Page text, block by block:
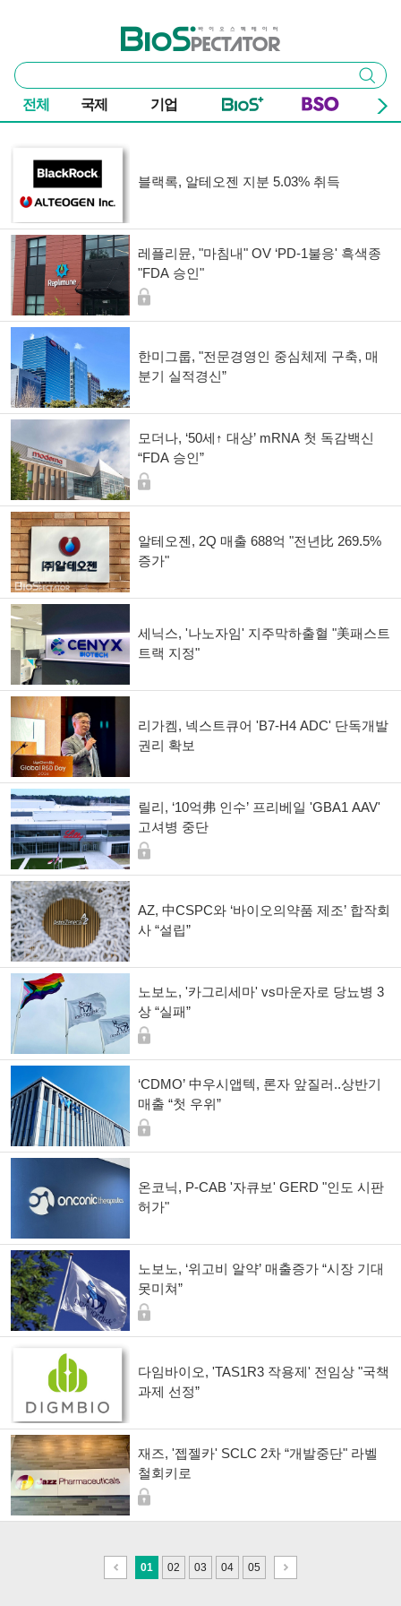
바이오스펙테이터
통
합
검
색
검색
전체 국제 기업
블랙록, 알테오젠 지분 5.03% 취득
레플리뮨, "마침내" OV ‘PD-1불응' 흑색종
"FDA 승인"
한미그룹, "전문경영인 중심체제 구축, 매
분기 실적경신”
모더나, ‘50세↑ 대상’ mRNA 첫 독감백신
“FDA 승인”
알테오젠, 2Q 매출 688억 "전년比 269.5%
증가"
세닉스, '나노자임' 지주막하출혈 "美패스트
트랙 지정"
리가켐, 넥스트큐어 'B7-H4 ADC' 단독개발
권리 확보
릴리, ‘10억弗 인수’ 프리베일 'GBA1 AAV'
고셔병 중단
AZ, 中CSPC와 ‘바이오의약품 제조’ 합작회
사 “설립”
노보노, '카그리세마' vs마운자로 당뇨병 3
상 “실패”
‘CDMO’ 中우시앱텍, 론자 앞질러..상반기
매출 “첫 우위”
온코닉, P-CAB '자큐보' GERD "인도 시판
허가"
노보노, ‘위고비 알약’ 매출증가 “시장 기대
못미쳐”
다임바이오, 'TAS1R3 작용제' 전임상 "국책
과제 선정”
재즈, '젭젤카' SCLC 2차 “개발중단" 라벨
철회키로
이
전
01 02 03 04 05
다
음